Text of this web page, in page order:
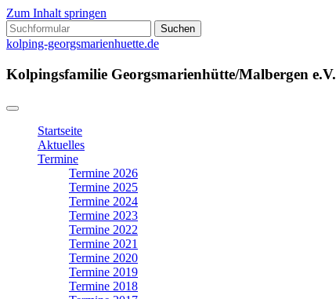
Zum Inhalt springen
Suchen
nach:
kolping-georgsmarienhuette.de
Kolpingsfamilie Georgsmarienhütte/Malbergen e.V.
Startseite
Aktuelles
Termine
Termine 2026
Termine 2025
Termine 2024
Termine 2023
Termine 2022
Termine 2021
Termine 2020
Termine 2019
Termine 2018